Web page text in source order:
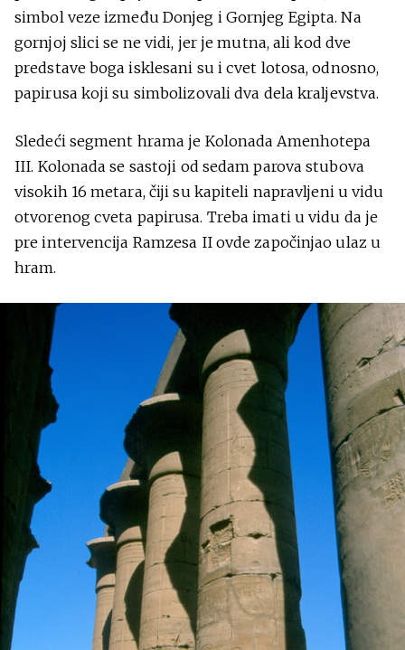
simbol veze između Donjeg i Gornjeg Egipta. Na
gornjoj slici se ne vidi, jer je mutna, ali kod dve
predstave boga isklesani su i cvet lotosa, odnosno,
papirusa koji su simbolizovali dva dela kraljevstva.
Sledeći segment hrama je Kolonada Amenhotepa
III. Kolonada se sastoji od sedam parova stubova
visokih 16 metara, čiji su kapiteli napravljeni u vidu
otvorenog cveta papirusa. Treba imati u vidu da je
pre intervencija Ramzesa II ovde započinjao ulaz u
hram.